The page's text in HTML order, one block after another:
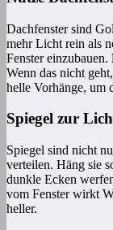
Dachfenster sind
mehr Licht rein als
Fenster einzubauen.
Wenn das nicht
helle Vorhänge, um
Spiegel zur
Spiegel sind nicht
verteilen. Häng sie
dunkle Ecken
vom Fenster wirkt
heller.